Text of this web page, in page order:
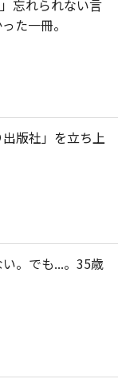
忘れられない言
た一冊。
出版社」を立ち上
。でも...。35歳